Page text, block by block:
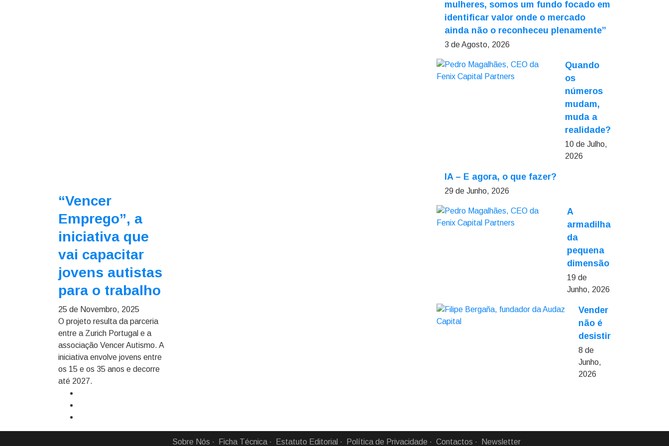
“Vencer
Emprego”, a
iniciativa que
vai capacitar
jovens autistas
para o trabalho
25 de Novembro, 2025
O projeto resulta da parceria
entre a Zurich Portugal e a
associação Vencer Autismo. A
iniciativa envolve jovens entre
os 15 e os 35 anos e decorre
até 2027.
mulheres, somos um fundo focado em
identificar valor onde o mercado
ainda não o reconheceu plenamente”
3 de Agosto, 2026
Quando
os
números
mudam,
muda a
realidade?
10 de Julho,
2026
IA – E agora, o que fazer?
29 de Junho, 2026
A
armadilha
da
pequena
dimensão
19 de
Junho, 2026
Vender
não é
desistir
8 de
Junho,
2026
Sobre Nós Ficha Técnica Estatuto Editorial Política de Privacidade Contactos Newsletter